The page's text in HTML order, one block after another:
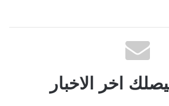
اخر الاخبار